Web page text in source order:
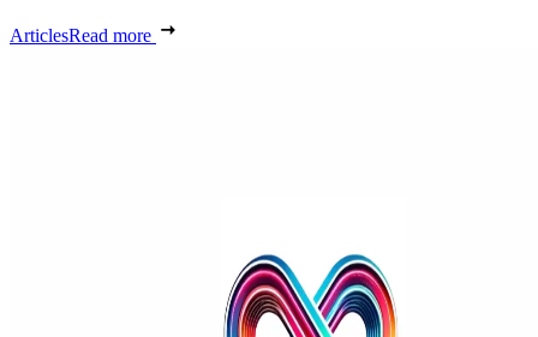
ArticlesRead more